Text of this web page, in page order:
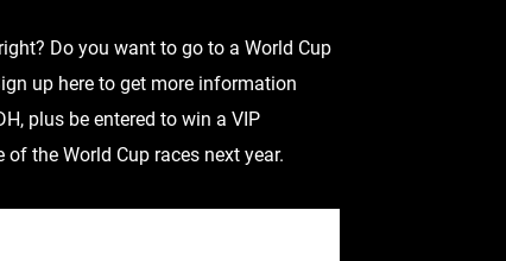
Do you want to go to a World Cup
up here to get more information
plus be entered to win a VIP
of the World Cup races next year.